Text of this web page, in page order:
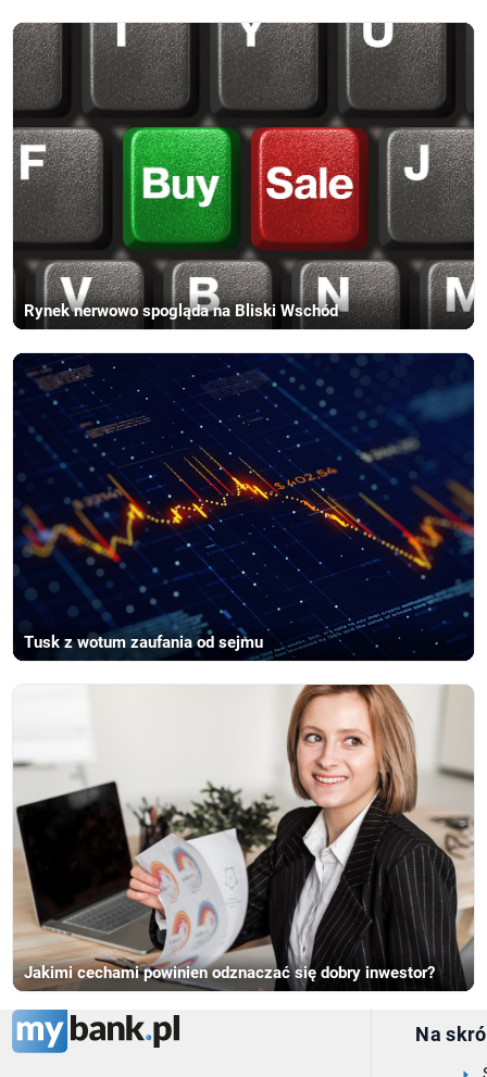
Rynek nerwowo spogląda na Bliski Wschód
Tusk z wotum zaufania od sejmu
Jakimi cechami powinien odznaczać się dobry inwestor?
Na